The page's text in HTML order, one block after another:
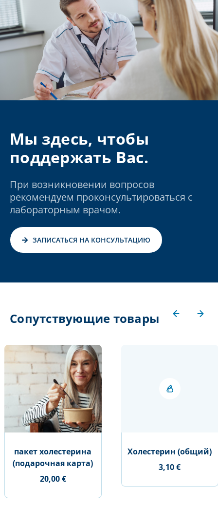
Мы здесь, чтобы
поддержать Вас.
При возникновении вопросов
рекомендуем проконсультироваться с
лабораторным врачом.
ЗАПИСАТЬСЯ НА КОНСУЛЬТАЦИЮ
Сопутствующие товары
пакет холестерина
(подарочная карта)
20,00 €
Холестерин (общий)
3,10 €